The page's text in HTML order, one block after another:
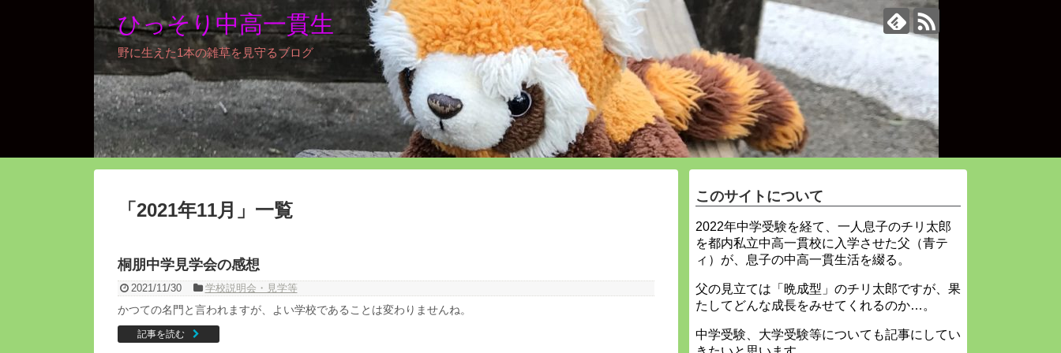
ひっそり中高一貫生
野に生えた1本の雑草を見守るブログ
「 2021年11月 」 一覧
桐朋中学見学会の感想
2021/11/30 学校説明会・見学等
かつての名門と言われますが、よい学校であることは変わりませんね。
記事を読む
このサイトについて
2022年中学受験を経て、一人息子のチリ太郎
を都内私立中高一貫校に入学させた父（青テ
ィ）が、息子の中高一貫生活を綴る。
父の見立ては「晩成型」のチリ太郎ですが、果
たしてどんな成長をみせてくれるのか…。
中学受験、大学受験等についても記事にしてい